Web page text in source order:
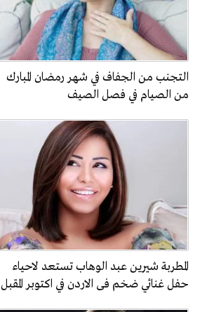
التجنب من الجفاف في شهر رمضان المبارك
من الصيام في فصل الصيف
المطربة شيرين عبد الوهاب تستعد لاحياء
حفل غنائي ضخم فى الاردن في اكتوبر المقبل